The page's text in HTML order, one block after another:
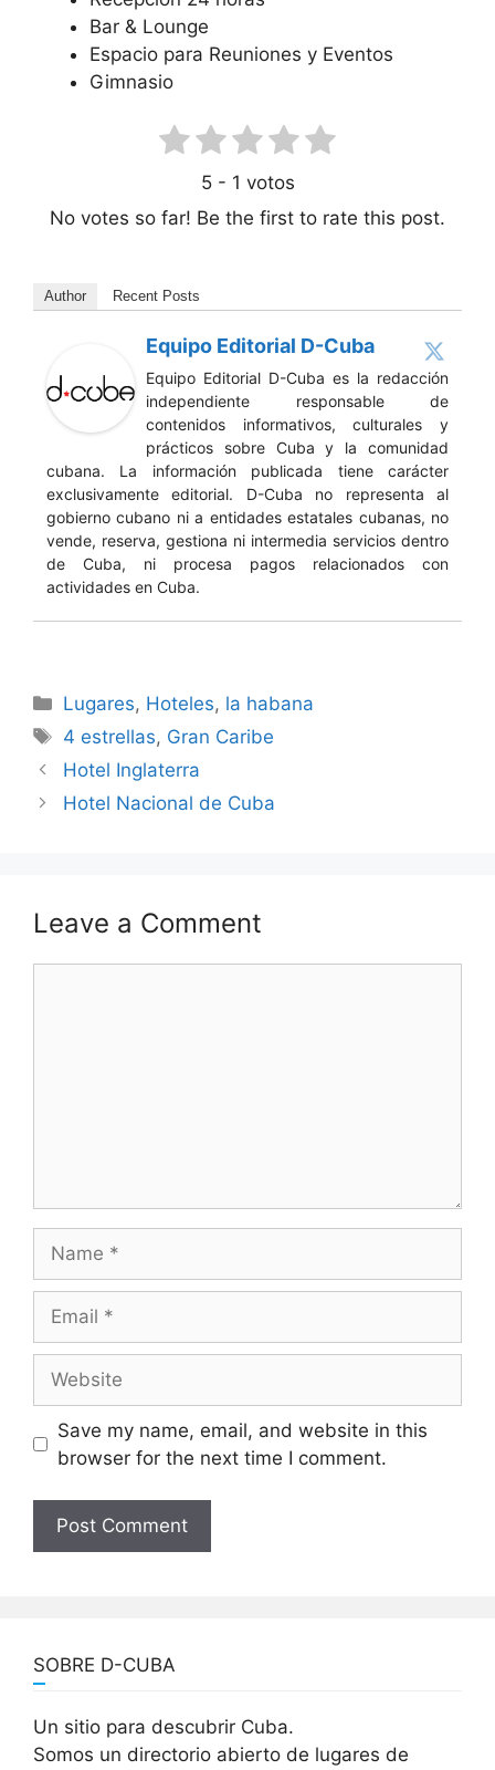
Bar & Lounge
Espacio para Reuniones y Eventos
Gimnasio
5- 1 votos
No votes so far! Be the first to rate this post.
Author Recent Posts
Equipo Editorial D-Cuba
Equipo Editorial D-Cuba es la redacción
independiente responsable de
contenidos informativos, culturales y
prácticos sobre Cuba y la comunidad
cubana. La información publicada tiene carácter
exclusivamente editorial. D-Cuba no representa al
gobierno cubano ni a entidades estatales cubanas, no
vende, reserva, gestiona ni intermedia servicios dentro
de Cuba, ni procesa pagos relacionados con
actividades en Cuba.
Categories
Lugares, Hoteles, la habana
Tags
4 estrellas, Gran Caribe
Hotel Inglaterra
Hotel Nacional de Cuba
Leave a Comment
Save my name, email, and website in this
browser for the next time I comment.
SOBRE D-CUBA
Un sitio para descubrir Cuba.
Somos un directorio abierto de lugares de